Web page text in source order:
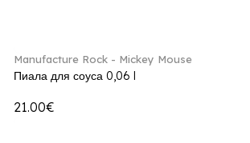
Manufacture Rock - Mickey Mouse
Пиала для соуса 0,06 l
21.00€